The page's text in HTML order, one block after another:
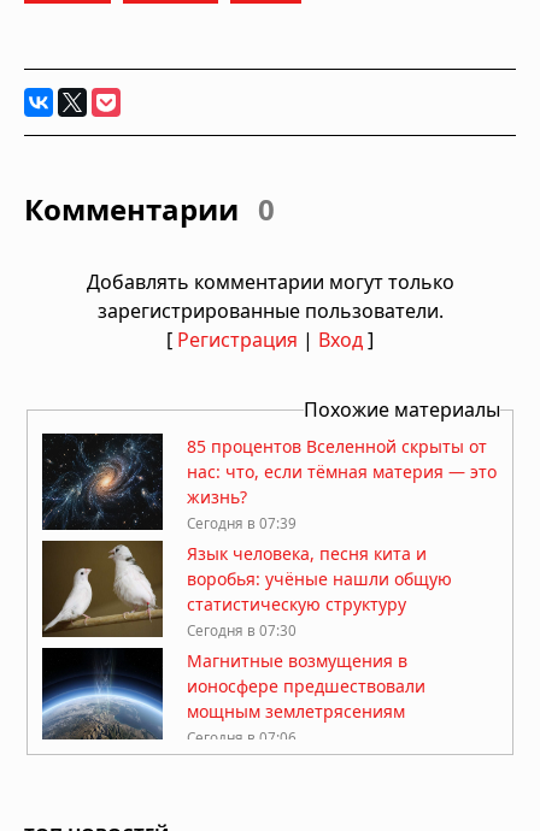
Комментарии 0
Добавлять комментарии могут только
зарегистрированные пользователи.
[ Регистрация | Вход]
Похожие материалы
85 процентов Вселенной скрыты от
нас: что, если тёмная материя — это
жизнь?
Сегодня в 07:39
Язык человека, песня кита и
воробья: учёные нашли общую
статистическую структуру
Сегодня в 07:30
Магнитные возмущения в
ионосфере предшествовали
мощным землетрясениям
Сегодня в 07:06